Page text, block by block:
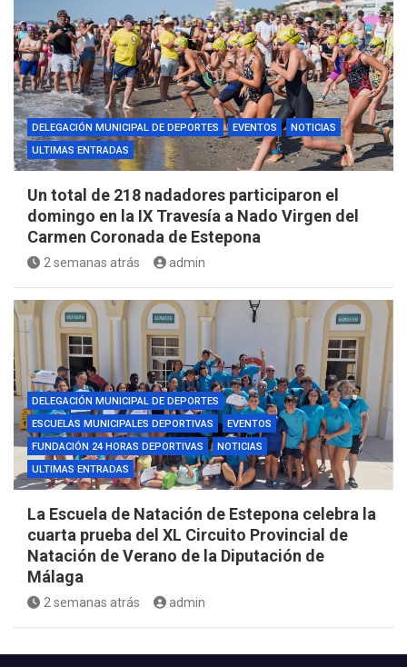
DELEGACIÓN MUNICIPAL DE DEPORTES EVENTOS
NOTICIAS
ULTIMAS ENTRADAS
Un total de 218 nadadores participaron el
domingo en la IX Travesía a Nado Virgen del
Carmen Coronada de Estepona
2 semanas atrás admin
DELEGACIÓN MUNICIPAL DE DEPORTES
ESCUELAS MUNICIPALES DEPORTIVAS
EVENTOS
FUNDACIÓN 24 HORAS DEPORTIVAS
NOTICIAS
ULTIMAS ENTRADAS
La Escuela de Natación de Estepona celebra la
cuarta prueba del XL Circuito Provincial de
Natación de Verano de la Diputación de
Málaga
2 semanas atrás admin